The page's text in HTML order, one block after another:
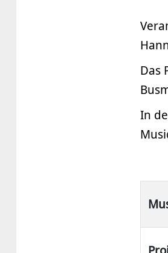
Das
In